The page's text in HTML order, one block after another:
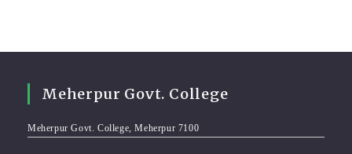
Meherpur Govt. College
Meherpur Govt. College, Meherpur 7100